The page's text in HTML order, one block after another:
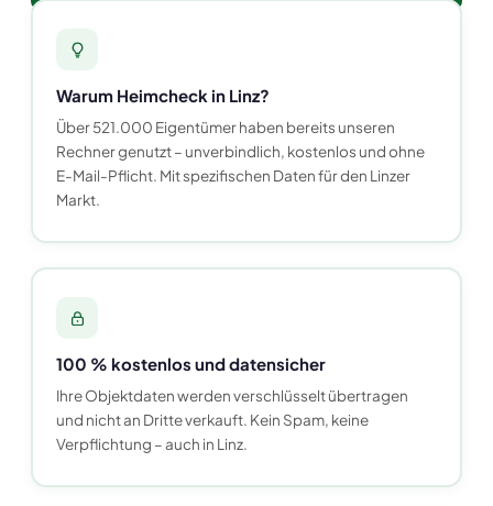
Warum Heimcheck in Linz?
Über 521.000 Eigentümer haben bereits unseren
Rechner genutzt – unverbindlich, kostenlos und ohne
E-Mail-Pflicht. Mit spezifischen Daten für den Linzer
Markt.
100 % kostenlos und datensicher
Ihre Objektdaten werden verschlüsselt übertragen
und nicht an Dritte verkauft. Kein Spam, keine
Verpflichtung – auch in Linz.